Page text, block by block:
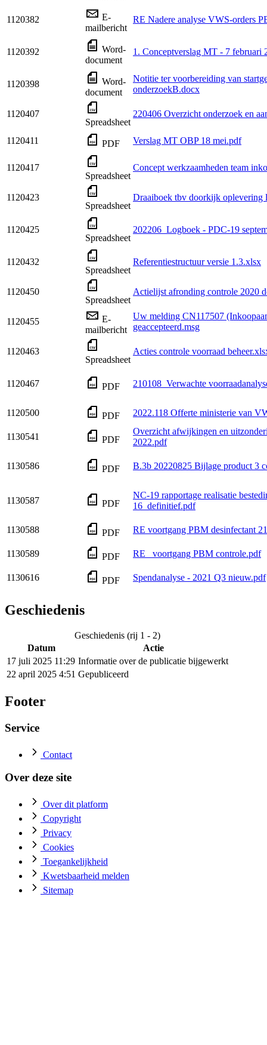
1120382
E-
mailbericht
RE Nadere analyse VWS-orders
1120392
Word-
document
1. Conceptverslag MT - 7 februari
1120398
Word-
document
Notitie ter voorbereiding van
onderzoekB.docx
1120407
Spreadsheet
220406 Overzicht onderzoek en
1120411 PDF Verslag MT OBP 18 mei.pdf
1120417
Spreadsheet
Concept werkzaamheden team
1120423
Spreadsheet
Draaiboek tbv doorkijk oplevering
1120425
Spreadsheet
202206_Logboek - PDC-19
1120432
Spreadsheet
Referentiestructuur versie 1.3.xlsx
1120450
Spreadsheet
Actielijst afronding controle 2020
1120455
E-
mailbericht
Uw melding CN117507
geaccepteerd.msg
1120463
Spreadsheet
Acties controle voorraad
1120467 PDF 210108_Verwachte
1120500 PDF 2022.118 Offerte ministerie van
1130541 PDF
Overzicht afwijkingen en
2022.pdf
1130586 PDF B.3b 20220825 Bijlage product 3
1130587 PDF
NC-19 rapportage realisatie
16_definitief.pdf
1130588 PDF RE voortgang PBM desinfectant
1130589 PDF RE_ voortgang PBM controle.pdf
1130616 PDF Spendanalyse - 2021 Q3 nieuw.pdf
Geschiedenis
Geschiedenis (rij 1 - 2)
Datum
Actie
17 juli 2025 11:29 Informatie over de publicatie bijgewerkt
22 april 2025 4:51 Gepubliceerd
Footer
Service
Contact
Over deze site
Over dit platform
Copyright
Privacy
Cookies
Toegankelijkheid
Kwetsbaarheid melden
Sitemap